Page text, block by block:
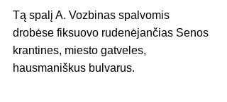
Tą spalį A. Vozbinas spalvomis
drobėse fiksuovo rudenėjančias Senos
krantines, miesto gatveles,
hausmaniškus bulvarus.